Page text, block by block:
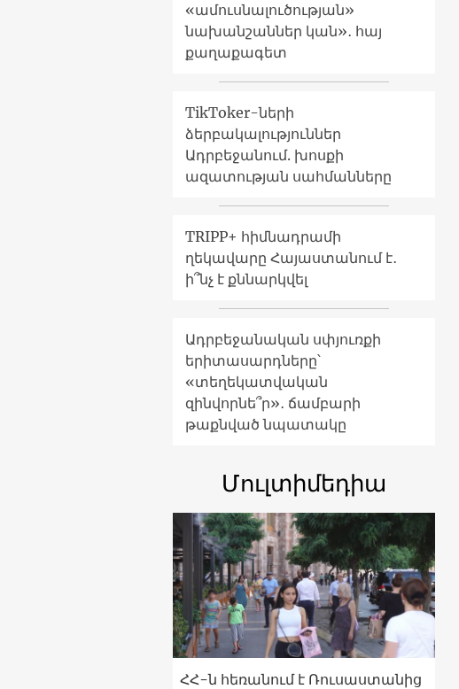
«ամուսնալուծության»
նախանշաններ կան»․ հայ
քաղաքագետ
TikToker-ների
ձերբակալություններ
Ադրբեջանում. խոսքի
ազատության սահմանները
TRIPP+ հիմնադրամի
ղեկավարը Հայաստանում է․
ի՞նչ է քննարկվել
Ադրբեջանական սփյուռքի
երիտասարդները՝
«տեղեկատվական
զինվորնե՞ր»․ ճամբարի
թաքնված նպատակը
Մուլտիմեդիա
ՀՀ-ն հեռանում է Ռուսաստանից